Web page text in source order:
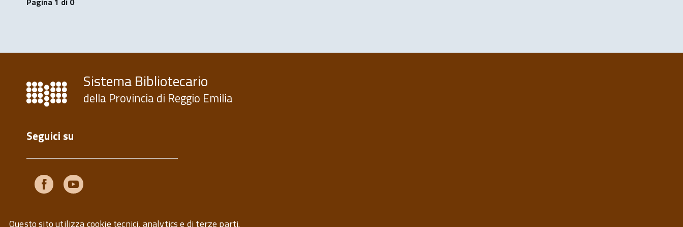
Questo sito utilizza cookie tecnici, analytics e di terze parti.
Sistema Bibliotecario
della Provincia di Reggio Emilia
Seguici su
Facebook